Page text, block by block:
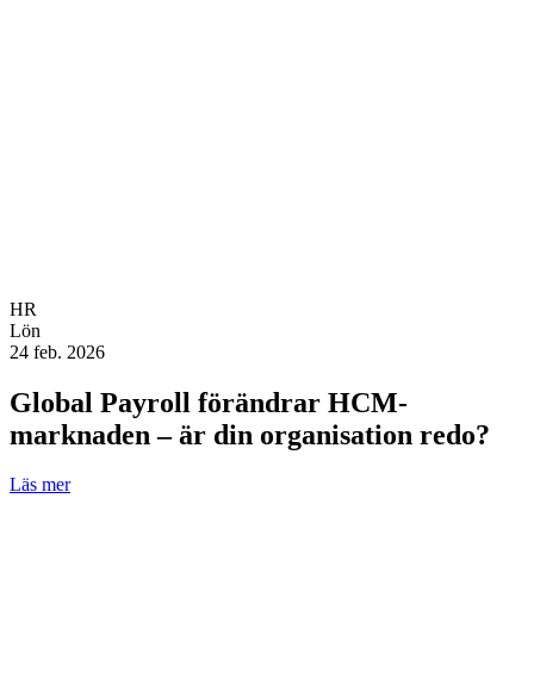
HR
Lön
24 feb. 2026
Global Payroll förändrar HCM-
marknaden – är din organisation redo?
Läs mer